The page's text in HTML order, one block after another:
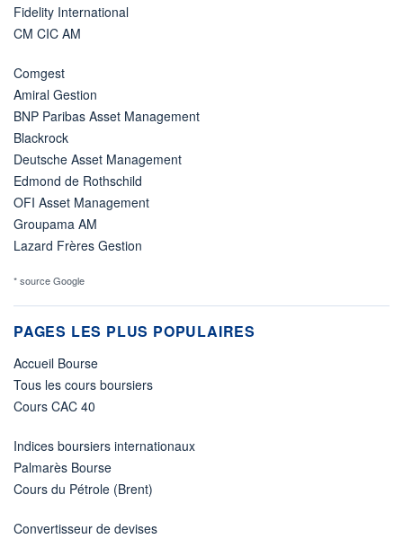
Fidelity International
CM CIC AM
Comgest
Amiral Gestion
BNP Paribas Asset Management
Blackrock
Deutsche Asset Management
Edmond de Rothschild
OFI Asset Management
Groupama AM
Lazard Frères Gestion
* source Google
PAGES LES PLUS POPULAIRES
Accueil Bourse
Tous les cours boursiers
Cours CAC 40
Indices boursiers internationaux
Palmarès Bourse
Cours du Pétrole (Brent)
Convertisseur de devises